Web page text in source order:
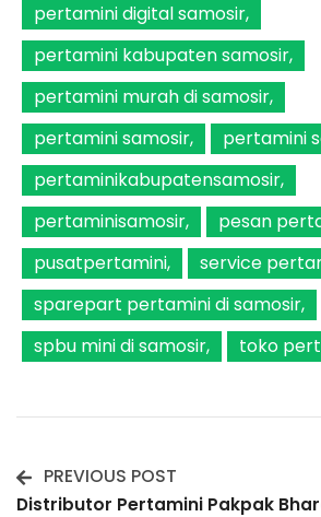
pertamini digital samosir
pertamini kabupaten samosir
pertamini murah di samosir
pertamini samosir
pertamini
pertaminikabupatensamosir
pertaminisamosir
pesan
pusatpertamini
service
sparepart pertamini di samosir
spbu mini di samosir
toko
Post
PREVIOUS POST
Distributor Pertamini Pakpak